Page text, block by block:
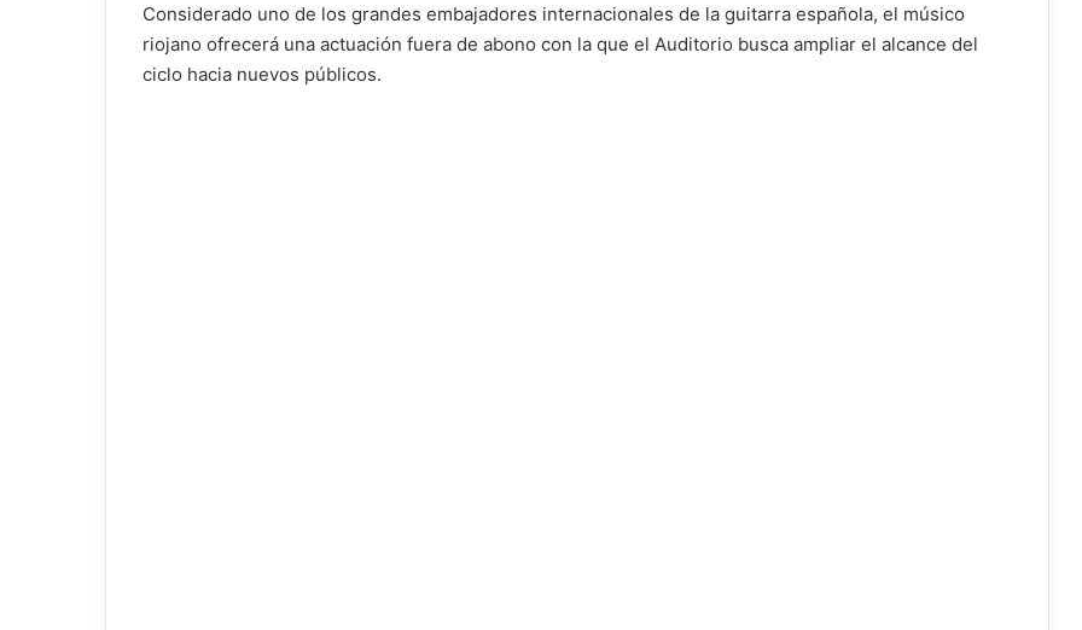
Considerado uno de los grandes embajadores internacionales de la guitarra española, el músico
riojano ofrecerá una actuación fuera de abono con la que el Auditorio busca ampliar el alcance del
ciclo hacia nuevos públicos.